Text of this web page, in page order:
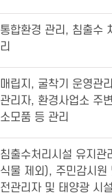
통합환경 관리, 침출수
리
매립지, 굴착기 운영관
관리자, 환경사업소 주
소모품 등 관리
침출수처리시설 유지
식물 제외), 주민감시
전관리자 및 태양광 시